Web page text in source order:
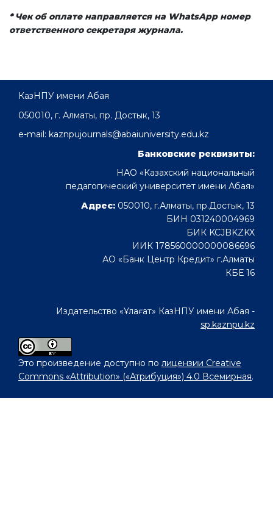
* Чек об оплате направляется на WhatsApp номер
ответственного секретаря журнала.
КазНПУ имени Абая
050010, г. Алматы, пр. Достык, 13
e-mail: kaznpujournals@abaiuniversity.edu.kz
Банковские реквизиты:
НАО «Казахский национальный
педагогический университет имени Абая»
Адрес: 050010, г.Алматы, пр.Достык, 13
БИН 031240004969
БИК KCJBKZKX
ИИК 178560000000086696
АО «Банк Центр Кредит» г.Алматы
КБЕ 16
Издательство «Ұлағат» КазНПУ имени Абая -
sp.kaznpu.kz
Это произведение доступно по лицензии Creative
Commons «Attribution» («Атрибуция») 4.0 Всемирная.